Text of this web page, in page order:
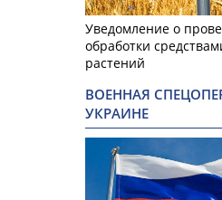
Уведомление о
обработки
растений
ВОЕННАЯ
УКРАИНЕ